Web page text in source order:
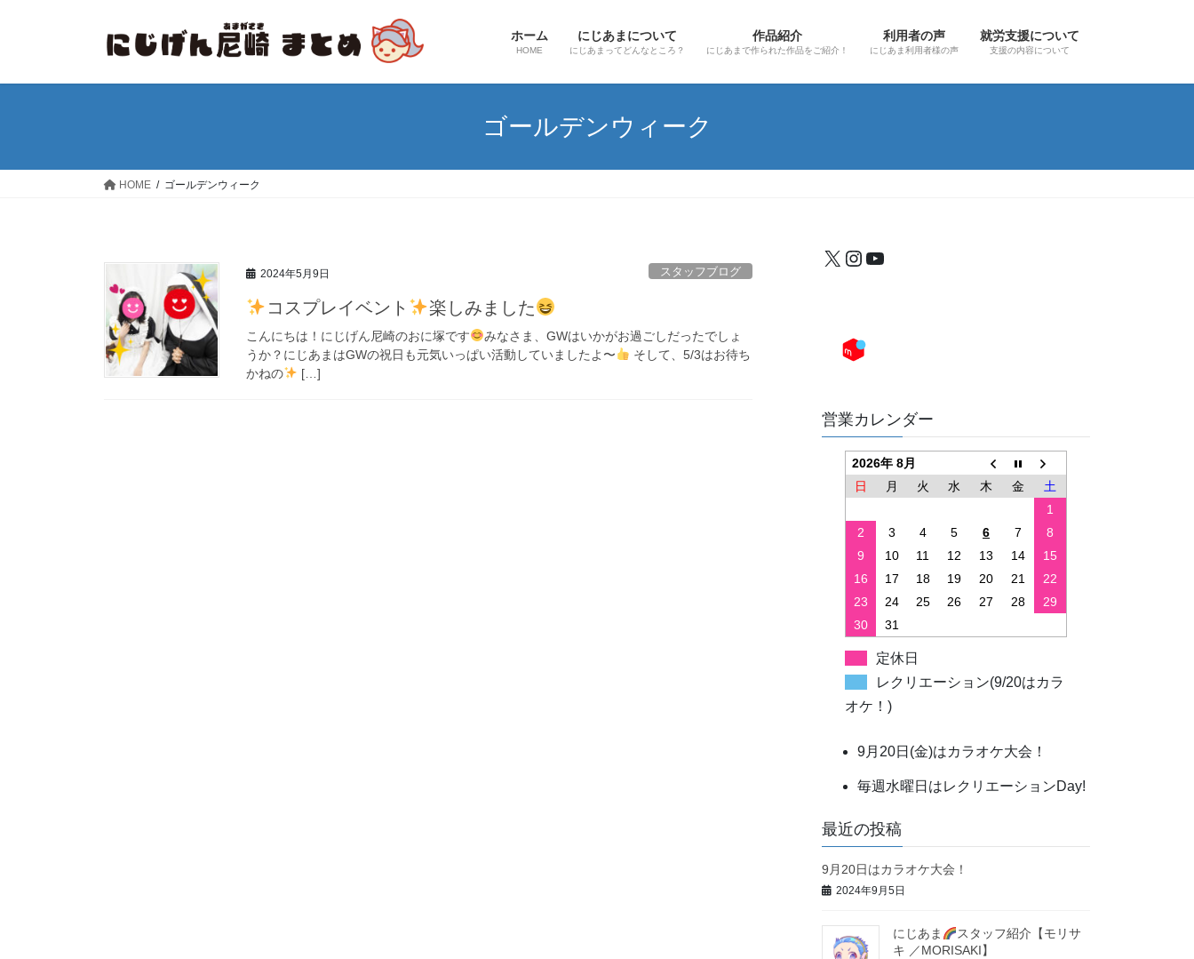
ホーム
HOME
にじあまについて
にじあまってどんなところ？
作品紹介
にじあまで作られた作品をご紹介！
利用者の声
にじあま利用者様の声
就労支援について
支援の内容について
ゴールデンウィーク
HOME ゴールデンウィーク
2024年5月9日 スタッフブログ
コスプレイベント 楽しみました
こんにちは！にじげん尼崎のおに塚です
みなさま、GWはいかがお過ごしだったでしょ
うか？にじあまはGWの祝日も元気いっぱい活動していましたよ〜
そして、5/3はお待ち
かねの
[…]
にじあまX Instagram
YouTube
営業カレンダー
2026年 8月
日
月 火 水 木 金
土
1
2
3 4 5 6 7
8
9
10 11 12 13 14
15
16
17 18 19 20 21
22
23
24 25 26 27 28
29
30
31
定休日
レクリエーション(9/20はカラ
オケ！)
9月20日(金)はカラオケ大会！
毎週水曜日はレクリエーションDay!
最近の投稿
9月20日はカラオケ大会！
2024年9月5日
にじあま
スタッフ紹介【モリサ
キ ／MORISAKI】